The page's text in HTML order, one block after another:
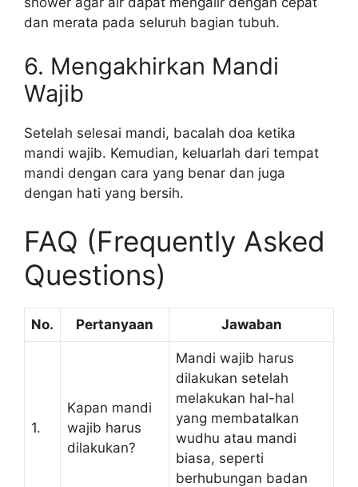
dan merata pada seluruh bagian tubuh.
6. Mengakhirkan Mandi
Wajib
Setelah selesai mandi, bacalah doa ketika
mandi wajib. Kemudian, keluarlah dari tempat
mandi dengan cara yang benar dan juga
dengan hati yang bersih.
FAQ (Frequently Asked
Questions)
No. Pertanyaan Jawaban
1.
Kapan mandi
wajib harus
dilakukan?
Mandi wajib harus
dilakukan setelah
melakukan hal-hal
yang membatalkan
wudhu atau mandi
biasa, seperti
berhubungan badan